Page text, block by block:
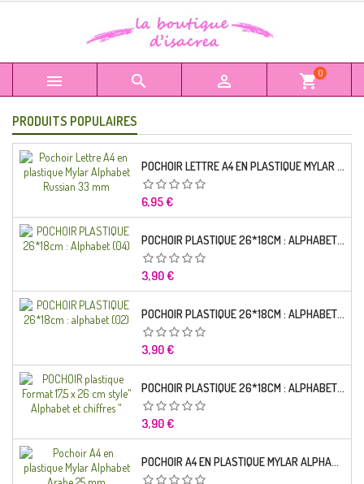
   shopping_cart0
PRODUITS POPULAIRES
POCHOIR LETTRE A4 EN PLASTIQUE MYLAR ALPHABET RUSSIAN 33 MM
Prix
6,95 €
POCHOIR PLASTIQUE 26*18CM : ALPHABET (04)
Prix
3,90 €
POCHOIR PLASTIQUE 26*18CM : ALPHABET (02)
Prix
3,90 €
POCHOIR PLASTIQUE 26*18CM : ALPHABET (01)
Prix
3,90 €
POCHOIR A4 EN PLASTIQUE MYLAR ALPHABET ARABE 25 MM